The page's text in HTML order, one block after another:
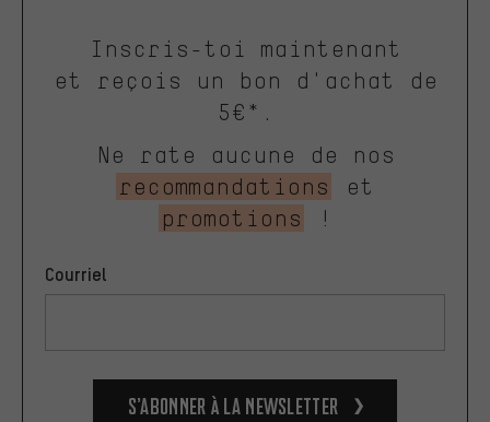
Inscris-toi maintenant
et reçois un bon d'achat de
5€*.
Ne rate aucune de nos
recommandations
et
promotions
!
Courriel
S’abonner à la newsletter